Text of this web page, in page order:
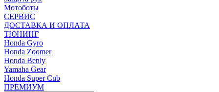
Мотоботы
СЕРВИС
ДОСТАВКА И ОПЛАТА
ТЮНИНГ
Honda Gyro
Honda Zoomer
Honda Benly
Yamaha Gear
Honda Super Cub
ПРЕМИУМ